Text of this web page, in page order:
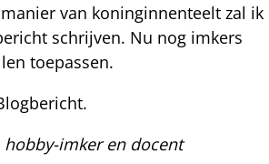
van koninginnenteelt zal ik
schrijven. Nu nog imkers
toepassen.
hobby-imker en docent